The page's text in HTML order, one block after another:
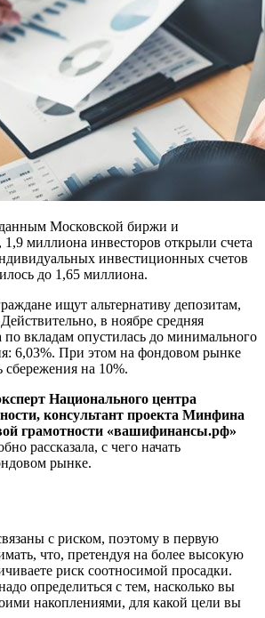
Московской биржи и
1,9 миллиона инвесторов открыли счета
инвестиционных счетов
до 1,65 миллиона.
ищут альтернативу депозитам,
в ноябре средняя
по вкладам опустилась до минимального
6,03%. При этом на фондовом рынке
на 10%.
Национального центра
консультант проекта Минфина
грамотности «вашифинансы.рф»
рассказала, с чего начать
рынке.
с риском, поэтому в первую
что, претендуя на более высокую
риск соотносимой просадки.
определиться с тем, насколько вы
накоплениями, для какой цели вы